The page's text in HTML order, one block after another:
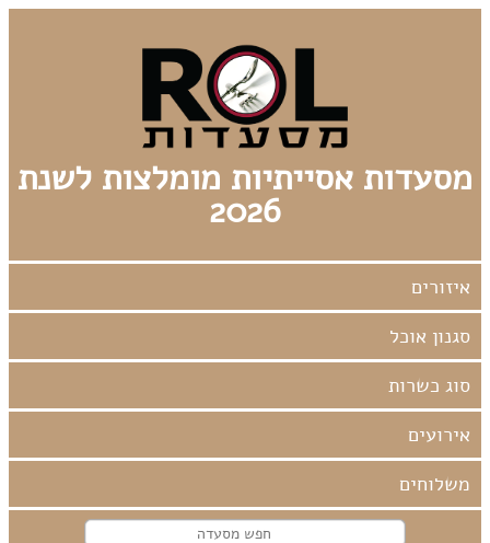
מסעדות אסייתיות מומלצות לשנת
2026
אירועים
משלוחים